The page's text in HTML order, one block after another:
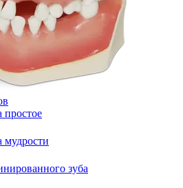
простое
мудрости
зуба